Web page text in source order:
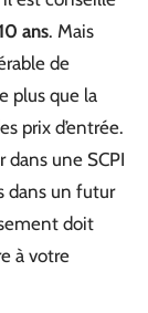
ans. Mais
de
plus que la
prix d’entrée.
une SCPI
dans un futur
doit
à votre